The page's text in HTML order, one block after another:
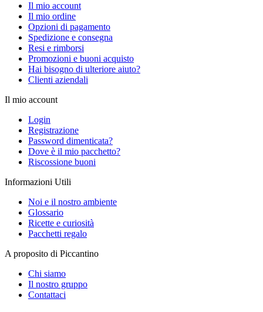
Il mio account
Il mio ordine
Opzioni di pagamento
Spedizione e consegna
Resi e rimborsi
Promozioni e buoni acquisto
Hai bisogno di ulteriore aiuto?
Clienti aziendali
Il mio account
Login
Registrazione
Password dimenticata?
Dove è il mio pacchetto?
Riscossione buoni
Informazioni Utili
Noi e il nostro ambiente
Glossario
Ricette e curiosità
Pacchetti regalo
A proposito di Piccantino
Chi siamo
Il nostro gruppo
Contattaci